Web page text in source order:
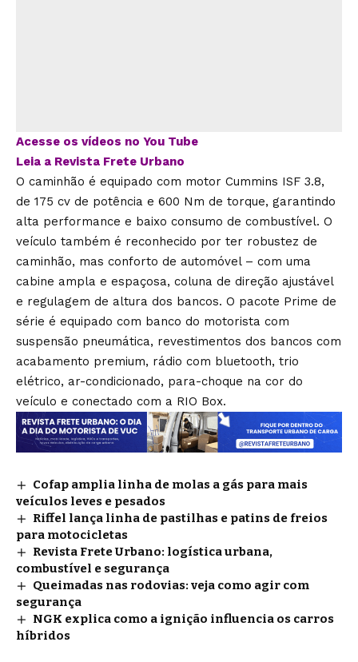
Acesse os vídeos no You Tube
Leia a Revista Frete Urbano
O caminhão é equipado com motor Cummins ISF 3.8,
de 175 cv de potência e 600 Nm de torque, garantindo
alta performance e baixo consumo de combustível. O
veículo também é reconhecido por ter robustez de
caminhão, mas conforto de automóvel – com uma
cabine ampla e espaçosa, coluna de direção ajustável
e regulagem de altura dos bancos. O pacote Prime de
série é equipado com banco do motorista com
suspensão pneumática, revestimentos dos bancos com
acabamento premium, rádio com bluetooth, trio
elétrico, ar-condicionado, para-choque na cor do
veículo e conectado com a RIO Box.
Cofap amplia linha de molas a gás para mais
veículos leves e pesados
Riffel lança linha de pastilhas e patins de freios
para motocicletas
Revista Frete Urbano: logística urbana,
combustível e segurança
Queimadas nas rodovias: veja como agir com
segurança
NGK explica como a ignição influencia os carros
híbridos